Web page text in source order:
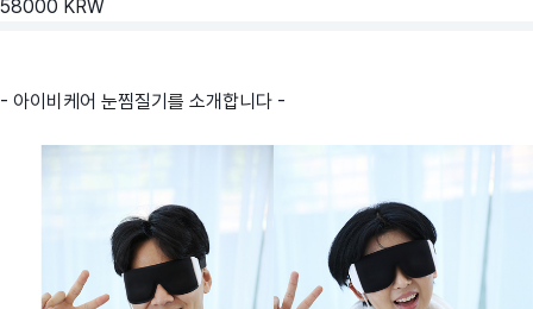
58000 KRW
- 아이비케어 눈찜질기를 소개합니다 -